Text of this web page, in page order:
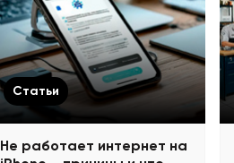
Статьи
Не работает интернет на